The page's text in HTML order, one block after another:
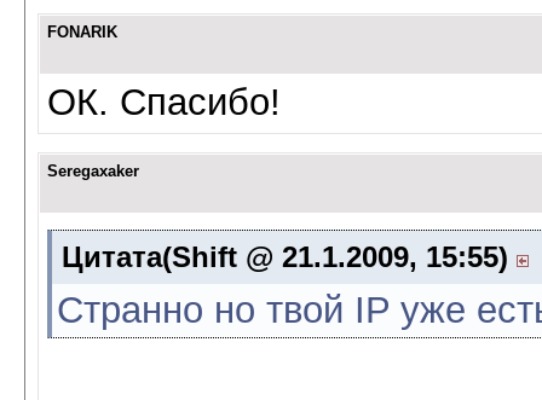
FONARIK
ОК. Спасибо!
Seregaxaker
Цитата(Shift @ 21.1.2009, 15:55)
Странно но твой IP уже